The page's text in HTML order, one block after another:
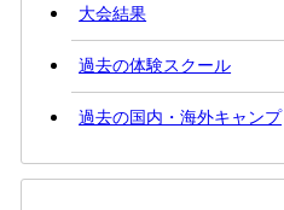
大会結果
過去の体験スクール
過去の国内・海外キャンプ